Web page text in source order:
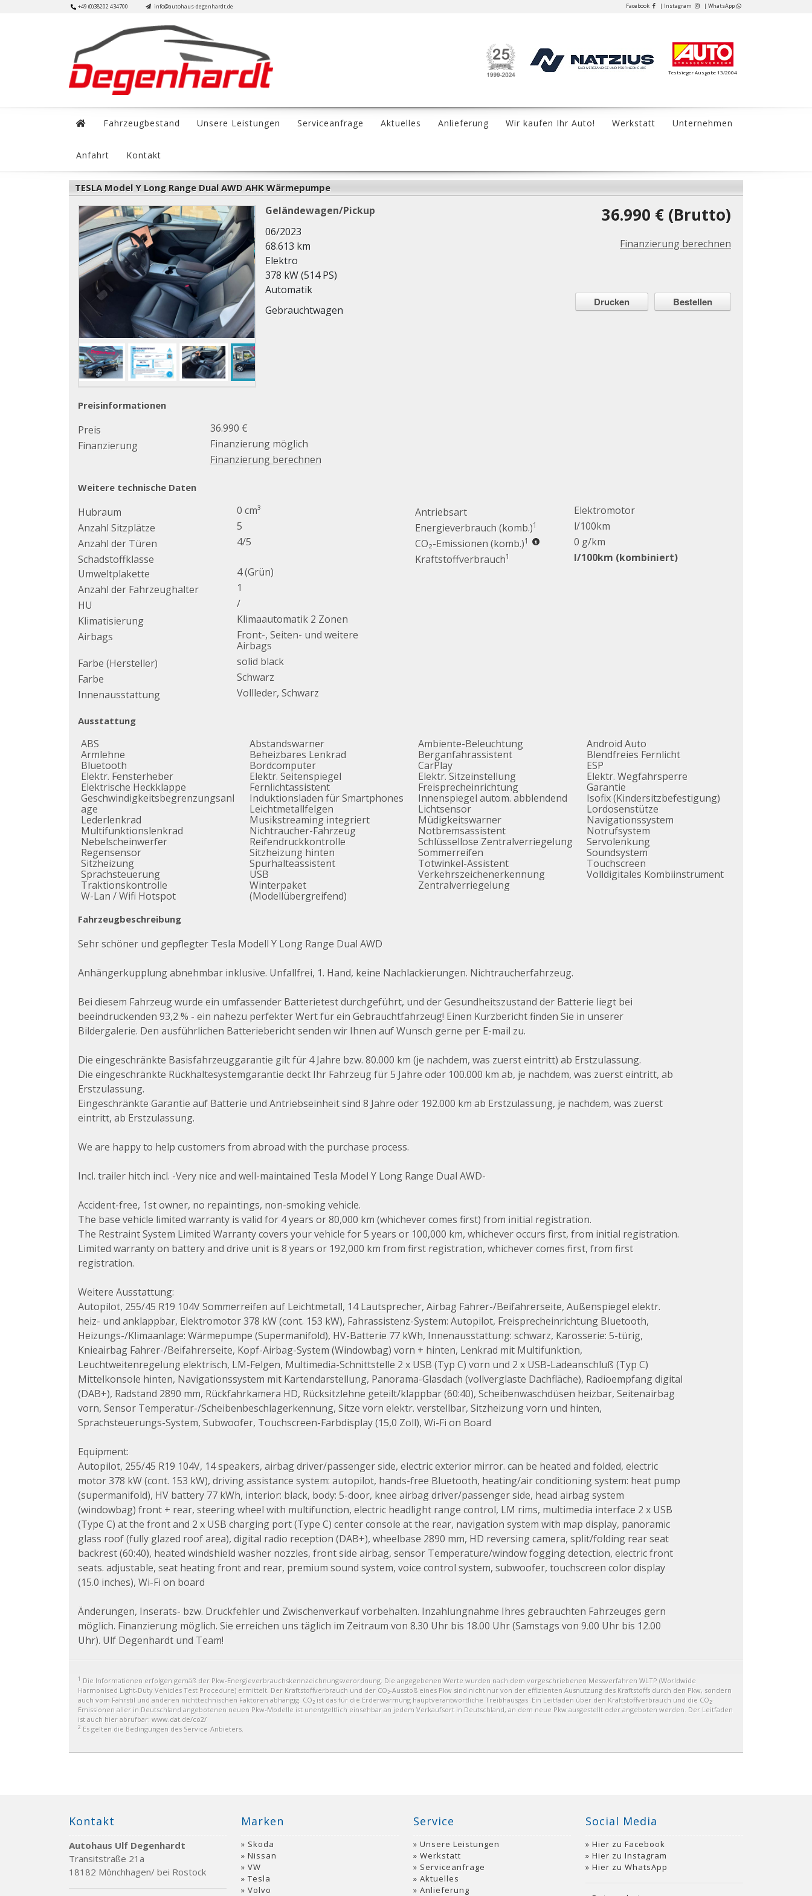
+49 (0)38202 434700 info@autohaus-degenhardt.de Facebook | Instagram | WhatsApp
Testsieger Ausgabe 13/2004
Fahrzeugbestand Unsere Leistungen Serviceanfrage Aktuelles Anlieferung Wir kaufen Ihr Auto! Werkstatt Unternehmen
Anfahrt Kontakt
TESLA Model Y Long Range Dual AWD AHK Wärmepumpe
36.990 € (Brutto)
Finanzierung berechnen
Geländewagen/Pickup
06/2023
68.613 km
Elektro
378 kW (514 PS)
Automatik
Gebrauchtwagen
Drucken Bestellen
Preisinformationen
Preis
36.990 €
Finanzierung
Finanzierung möglich
Finanzierung berechnen
Weitere technische Daten
Hubraum
0 cm³
Anzahl Sitzplätze
5
Anzahl der Türen
4/5
Schadstoffklasse
Umweltplakette
4 (Grün)
Anzahl der Fahrzeughalter
1
HU
/
Klimatisierung
Klimaautomatik 2 Zonen
Airbags
Front-, Seiten- und weitere
Airbags
Farbe (Hersteller)
solid black
Farbe
Schwarz
Innenausstattung
Vollleder, Schwarz
Antriebsart
Elektromotor
Energieverbrauch (komb.)1
l/100km
CO₂-Emissionen (komb.)1
0 g/km
Kraftstoffverbrauch1 l/100km (kombiniert)
Ausstattung
ABS
Armlehne
Bluetooth
Elektr. Fensterheber
Elektrische Heckklappe
Geschwindigkeitsbegrenzungsanl
age
Lederlenkrad
Multifunktionslenkrad
Nebelscheinwerfer
Regensensor
Sitzheizung
Sprachsteuerung
Traktionskontrolle
W-Lan / Wifi Hotspot
Abstandswarner
Beheizbares Lenkrad
Bordcomputer
Elektr. Seitenspiegel
Fernlichtassistent
Induktionsladen für Smartphones
Leichtmetallfelgen
Musikstreaming integriert
Nichtraucher-Fahrzeug
Reifendruckkontrolle
Sitzheizung hinten
Spurhalteassistent
USB
Winterpaket
(Modellübergreifend)
Ambiente-Beleuchtung
Berganfahrassistent
CarPlay
Elektr. Sitzeinstellung
Freisprecheinrichtung
Innenspiegel autom. abblendend
Lichtsensor
Müdigkeitswarner
Notbremsassistent
Schlüssellose Zentralverriegelung
Sommerreifen
Totwinkel-Assistent
Verkehrszeichenerkennung
Zentralverriegelung
Android Auto
Blendfreies Fernlicht
ESP
Elektr. Wegfahrsperre
Garantie
Isofix (Kindersitzbefestigung)
Lordosenstütze
Navigationssystem
Notrufsystem
Servolenkung
Soundsystem
Touchscreen
Volldigitales Kombiinstrument
Fahrzeugbeschreibung
Sehr schöner und gepflegter Tesla Modell Y Long Range Dual AWD
Anhängerkupplung abnehmbar inklusive. Unfallfrei, 1. Hand, keine Nachlackierungen. Nichtraucherfahrzeug.
Bei diesem Fahrzeug wurde ein umfassender Batterietest durchgeführt, und der Gesundheitszustand der Batterie liegt bei
beeindruckenden 93,2 % - ein nahezu perfekter Wert für ein Gebrauchtfahrzeug! Einen Kurzbericht finden Sie in unserer
Bildergalerie. Den ausführlichen Batteriebericht senden wir Ihnen auf Wunsch gerne per E-mail zu.
Die eingeschränkte Basisfahrzeuggarantie gilt für 4 Jahre bzw. 80.000 km (je nachdem, was zuerst eintritt) ab Erstzulassung.
Die eingeschränkte Rückhaltesystemgarantie deckt Ihr Fahrzeug für 5 Jahre oder 100.000 km ab, je nachdem, was zuerst eintritt, ab
Erstzulassung.
Eingeschränkte Garantie auf Batterie und Antriebseinheit sind 8 Jahre oder 192.000 km ab Erstzulassung, je nachdem, was zuerst
eintritt, ab Erstzulassung.
We are happy to help customers from abroad with the purchase process.
Incl. trailer hitch incl. -Very nice and well-maintained Tesla Model Y Long Range Dual AWD-
Accident-free, 1st owner, no repaintings, non-smoking vehicle.
The base vehicle limited warranty is valid for 4 years or 80,000 km (whichever comes first) from initial registration.
The Restraint System Limited Warranty covers your vehicle for 5 years or 100,000 km, whichever occurs first, from initial registration.
Limited warranty on battery and drive unit is 8 years or 192,000 km from first registration, whichever comes first, from first
registration.
Weitere Ausstattung:
Autopilot, 255/45 R19 104V Sommerreifen auf Leichtmetall, 14 Lautsprecher, Airbag Fahrer-/Beifahrerseite, Außenspiegel elektr.
heiz- und anklappbar, Elektromotor 378 kW (cont. 153 kW), Fahrassistenz-System: Autopilot, Freisprecheinrichtung Bluetooth,
Heizungs-/Klimaanlage: Wärmepumpe (Supermanifold), HV-Batterie 77 kWh, Innenausstattung: schwarz, Karosserie: 5-türig,
Knieairbag Fahrer-/Beifahrerseite, Kopf-Airbag-System (Windowbag) vorn + hinten, Lenkrad mit Multifunktion,
Leuchtweitenregelung elektrisch, LM-Felgen, Multimedia-Schnittstelle 2 x USB (Typ C) vorn und 2 x USB-Ladeanschluß (Typ C)
Mittelkonsole hinten, Navigationssystem mit Kartendarstellung, Panorama-Glasdach (vollverglaste Dachfläche), Radioempfang digital
(DAB+), Radstand 2890 mm, Rückfahrkamera HD, Rücksitzlehne geteilt/klappbar (60:40), Scheibenwaschdüsen heizbar, Seitenairbag
vorn, Sensor Temperatur-/Scheibenbeschlagerkennung, Sitze vorn elektr. verstellbar, Sitzheizung vorn und hinten,
Sprachsteuerungs-System, Subwoofer, Touchscreen-Farbdisplay (15,0 Zoll), Wi-Fi on Board
Equipment:
Autopilot, 255/45 R19 104V, 14 speakers, airbag driver/passenger side, electric exterior mirror. can be heated and folded, electric
motor 378 kW (cont. 153 kW), driving assistance system: autopilot, hands-free Bluetooth, heating/air conditioning system: heat pump
(supermanifold), HV battery 77 kWh, interior: black, body: 5-door, knee airbag driver/passenger side, head airbag system
(windowbag) front + rear, steering wheel with multifunction, electric headlight range control, LM rims, multimedia interface 2 x USB
(Type C) at the front and 2 x USB charging port (Type C) center console at the rear, navigation system with map display, panoramic
glass roof (fully glazed roof area), digital radio reception (DAB+), wheelbase 2890 mm, HD reversing camera, split/folding rear seat
backrest (60:40), heated windshield washer nozzles, front side airbag, sensor Temperature/window fogging detection, electric front
seats. adjustable, seat heating front and rear, premium sound system, voice control system, subwoofer, touchscreen color display
(15.0 inches), Wi-Fi on board
Änderungen, Inserats- bzw. Druckfehler und Zwischenverkauf vorbehalten. Inzahlungnahme Ihres gebrauchten Fahrzeuges gern
möglich. Finanzierung möglich. Sie erreichen uns täglich im Zeitraum von 8.30 Uhr bis 18.00 Uhr (Samstags von 9.00 Uhr bis 12.00
Uhr). Ulf Degenhardt und Team!
1 Die Informationen erfolgen gemäß der Pkw-Energieverbrauchskennzeichnungsverordnung. Die angegebenen Werte wurden nach dem vorgeschriebenen Messverfahren WLTP (Worldwide
Harmonised Light-Duty Vehicles Test Procedure) ermittelt. Der Kraftstoffverbrauch und der CO₂-Ausstoß eines Pkw sind nicht nur von der effizienten Ausnutzung des Kraftstoffs durch den Pkw, sondern
auch vom Fahrstil und anderen nichttechnischen Faktoren abhängig. CO₂ ist das für die Erderwärmung hauptverantwortliche Treibhausgas. Ein Leitfaden über den Kraftstoffverbrauch und die CO₂-
Emissionen aller in Deutschland angebotenen neuen Pkw-Modelle ist unentgeltlich einsehbar an jedem Verkaufsort in Deutschland, an dem neue Pkw ausgestellt oder angeboten werden. Der Leitfaden
ist auch hier abrufbar: www.dat.de/co2/
2 Es gelten die Bedingungen des Service-Anbieters.
Kontakt
Autohaus Ulf Degenhardt
Transitstraße 21a
18182 Mönchhagen/ bei Rostock
Marken
Skoda
Nissan
VW
Tesla
Volvo
Service
Unsere Leistungen
Werkstatt
Serviceanfrage
Aktuelles
Anlieferung
Social Media
Hier zu Facebook
Hier zu Instagram
Hier zu WhatsApp